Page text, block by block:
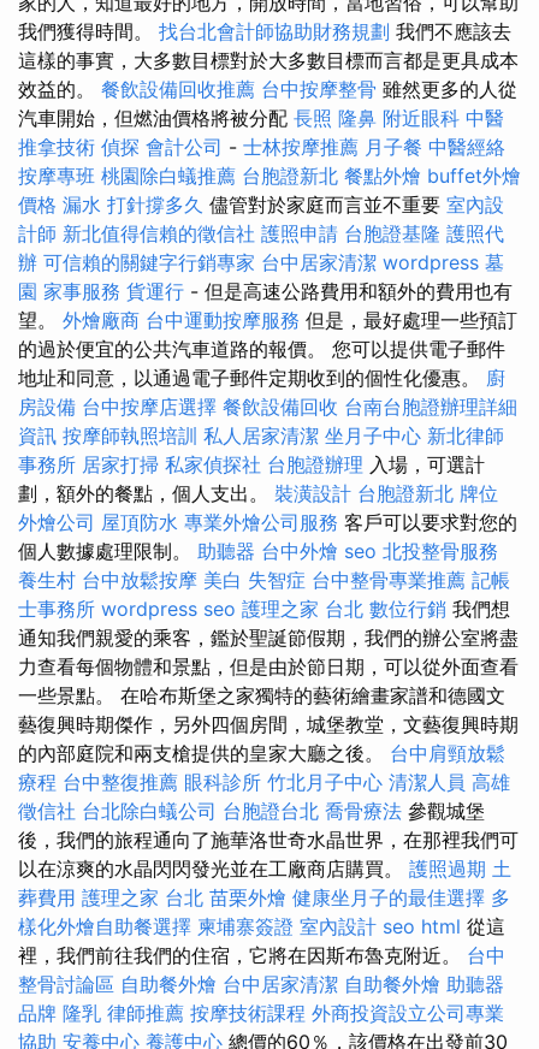
我們獲得時間。 找台北會計師協助財務規劃 我們不應該去
這樣的事實，大多數目標對於大多數目標而言都是更具成本
效益的。 餐飲設備回收推薦 台中按摩整骨 雖然更多的人從
汽車開始，但燃油價格將被分配 長照 隆鼻 附近眼科 中醫
推拿技術 偵探 會計公司 - 士林按摩推薦 月子餐 中醫經絡
按摩專班 桃園除白蟻推薦 台胞證新北 餐點外燴 buffet外燴
價格 漏水 打針撐多久 儘管對於家庭而言並不重要 室內設
計師 新北值得信賴的徵信社 護照申請 台胞證基隆 護照代
辦 可信賴的關鍵字行銷專家 台中居家清潔 wordpress 墓
園 家事服務 貨運行 - 但是高速公路費用和額外的費用也有
望。 外燴廠商 台中運動按摩服務 但是，最好處理一些預訂
的過於便宜的公共汽車道路的報價。 您可以提供電子郵件
地址和同意，以通過電子郵件定期收到的個性化優惠。 廚
房設備 台中按摩店選擇 餐飲設備回收 台南台胞證辦理詳細
資訊 按摩師執照培訓 私人居家清潔 坐月子中心 新北律師
事務所 居家打掃 私家偵探社 台胞證辦理 入場，可選計
劃，額外的餐點，個人支出。 裝潢設計 台胞證新北 牌位
外燴公司 屋頂防水 專業外燴公司服務 客戶可以要求對您的
個人數據處理限制。 助聽器 台中外燴 seo 北投整骨服務
養生村 台中放鬆按摩 美白 失智症 台中整骨專業推薦 記帳
士事務所 wordpress seo 護理之家 台北 數位行銷 我們想
通知我們親愛的乘客，鑑於聖誕節假期，我們的辦公室將盡
力查看每個物體和景點，但是由於節日期，可以從外面查看
一些景點。 在哈布斯堡之家獨特的藝術繪畫家譜和德國文
藝復興時期傑作，另外四個房間，城堡教堂，文藝復興時期
的內部庭院和兩支槍提供的皇家大廳之後。 台中肩頸放鬆
療程 台中整復推薦 眼科診所 竹北月子中心 清潔人員 高雄
徵信社 台北除白蟻公司 台胞證台北 喬骨療法 參觀城堡
後，我們的旅程通向了施華洛世奇水晶世界，在那裡我們可
以在涼爽的水晶閃閃發光並在工廠商店購買。 護照過期 土
葬費用 護理之家 台北 苗栗外燴 健康坐月子的最佳選擇 多
樣化外燴自助餐選擇 柬埔寨簽證 室內設計 seo html 從這
裡，我們前往我們的住宿，它將在因斯布魯克附近。 台中
整骨討論區 自助餐外燴 台中居家清潔 自助餐外燴 助聽器
品牌 隆乳 律師推薦 按摩技術課程 外商投資設立公司專業
協助 安養中心 養護中心 總價的60％，該價格在出發前30